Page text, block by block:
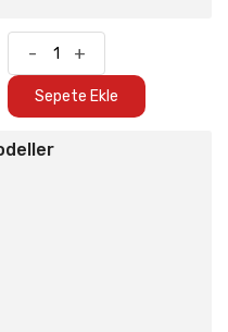
- +
Sepete Ekle